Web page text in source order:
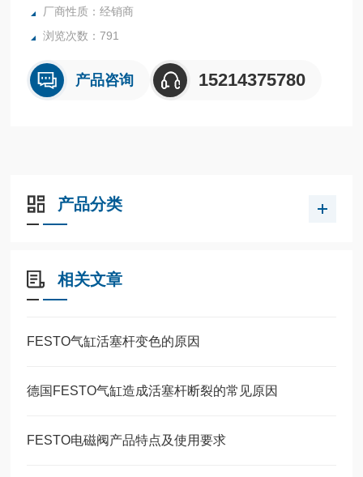
厂商性质：经销商
浏览次数：791
产品咨询 15214375780
产品分类
相关文章
FESTO气缸活塞杆变色的原因
德国FESTO气缸造成活塞杆断裂的常见原因
FESTO电磁阀产品特点及使用要求